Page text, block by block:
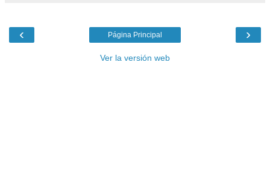
‹ ›
Página Principal
Ver la versión web